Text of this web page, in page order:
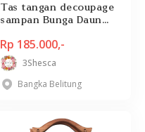
Tas tangan decoupage
sampan Bunga Daun
Rp 185.000,-
3Shesca
Bangka Belitung